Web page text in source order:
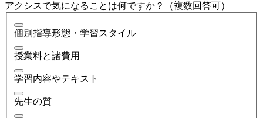
アクシスで気になることは何ですか？（複数回答可）
個別指導形態・学習スタイル
授業料と諸費用
学習内容やテキスト
先生の質